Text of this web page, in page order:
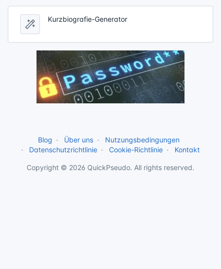
Kurzbiografie-Generator
Blog Über uns
Nutzungsbedingungen
Datenschutzrichtlinie
Cookie-Richtlinie Kontakt
Copyright © 2026 QuickPseudo. All rights reserved.